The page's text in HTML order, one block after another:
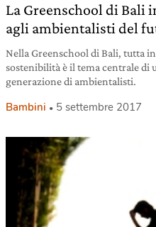
La Greenschool di Bali
agli ambientalisti del
Nella Greenschool di Bali, tutta
sostenibilità è il tema centrale di
generazione di ambientalisti.
Bambini 5 settembre 2017